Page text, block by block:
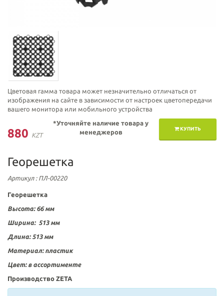
Цветовая гамма товара может незначительно отличаться от
изображения на сайте в зависимости от настроек цветопередачи
вашего монитора или мобильного устройства
880 KZT
КУПИТЬ
*Уточняйте наличие товара у
менеджеров
Георешетка
Артикул: ПЛ-00220
Георешетка
Высота: 66 мм
Ширина: 513 мм
Длина: 513 мм
Материал: пластик
Цвет: в ассортименте
Производство ZETA